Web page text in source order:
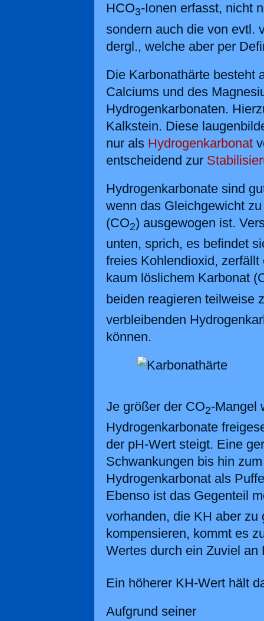
HCO3-Ionen erfasst, nicht
sondern auch die von evtl.
dergl., welche aber per
Die Karbonathärte besteht
Calciums und des
Hydrogenkarbonaten.
Kalkstein. Diese
nur als Hydrogenkarbonat
entscheidend zur
Hydrogenkarbonate sind
wenn das Gleichgewicht
(CO2) ausgewogen ist.
unten, sprich, es befindet
freies Kohlendioxid,
kaum löslichem Karbonat
beiden reagieren teilweise
verbleibenden
können.
Je größer der CO2-Mangel
Hydrogenkarbonate
der pH-Wert steigt. Eine
Schwankungen bis hin
Hydrogenkarbonat als
Ebenso ist das Gegenteil
vorhanden, die KH aber
kompensieren, kommt es
Wertes durch ein Zuviel an
Ein höherer KH-Wert hält
Aufgrund seiner